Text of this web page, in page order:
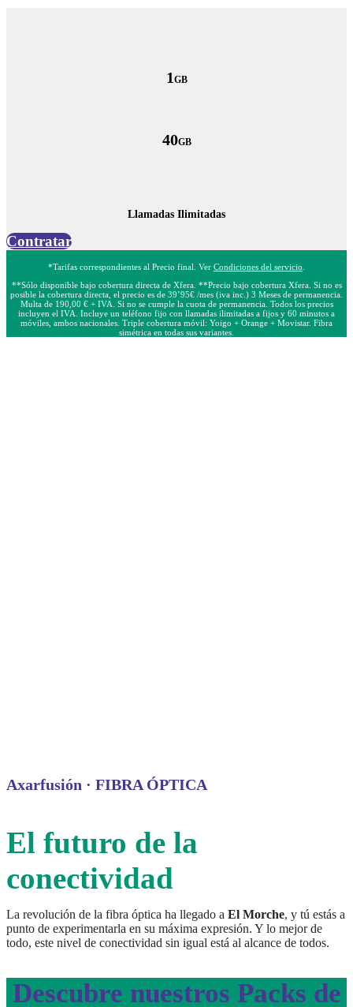
1 GB
40GB
Llamadas Ilimitadas
Contratar
*Tarifas correspondientes al Precio final. Ver Condiciones del servicio
**Sólo disponible bajo cobertura directa de Xfera. **Precio bajo cobertura Xfera. Si no es
posible la cobertura directa, el precio es de 39’95€ /mes (iva inc.) 3 Meses de permanencia.
Multa de 190,00 € + IVA. Si no se cumple la cuota de permanencia. Todos los precios
incluyen el IVA. Incluye un teléfono fijo con llamadas ilimitadas a fijos y 60 minutos a
móviles, ambos nacionales. Triple cobertura móvil: Yoigo + Orange + Movistar. Fibra
simétrica en todas sus variantes.
Axarfusión · FIBRA ÓPTICA
El futuro de la
conectividad
La revolución de la fibra óptica ha llegado a El Morche, y tú estás a
punto de experimentarla en su máxima expresión. Y lo mejor de
todo, este nivel de conectividad sin igual está al alcance de todos.
Descubre nuestros Packs de